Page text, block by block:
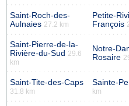
Saint-Roch-des-
Aulnaies 27.2 km
Petite-
François
Saint-Pierre-de-la-
Rivière-du-Sud 29.6
km
Notre-
Rosaire
Saint-Tite-des-Caps
31.8 km
Sainte-
km